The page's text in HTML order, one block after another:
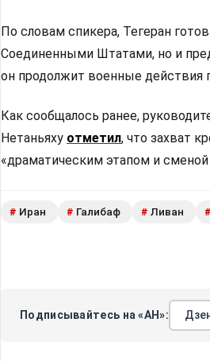
По словам спикера, Тегеран
Соединенными Штатами, но и
он продолжит военные действия
Как сообщалось ранее,
Нетаньяху отметил, что захват
«драматическим этапом и
# Иран # Галибаф # Ливан #
Подписывайтесь на «АН»: